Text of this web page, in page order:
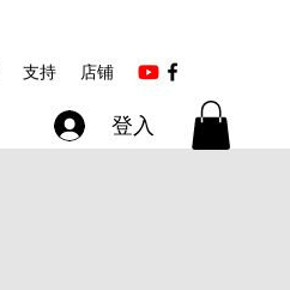
支持 店铺
登入